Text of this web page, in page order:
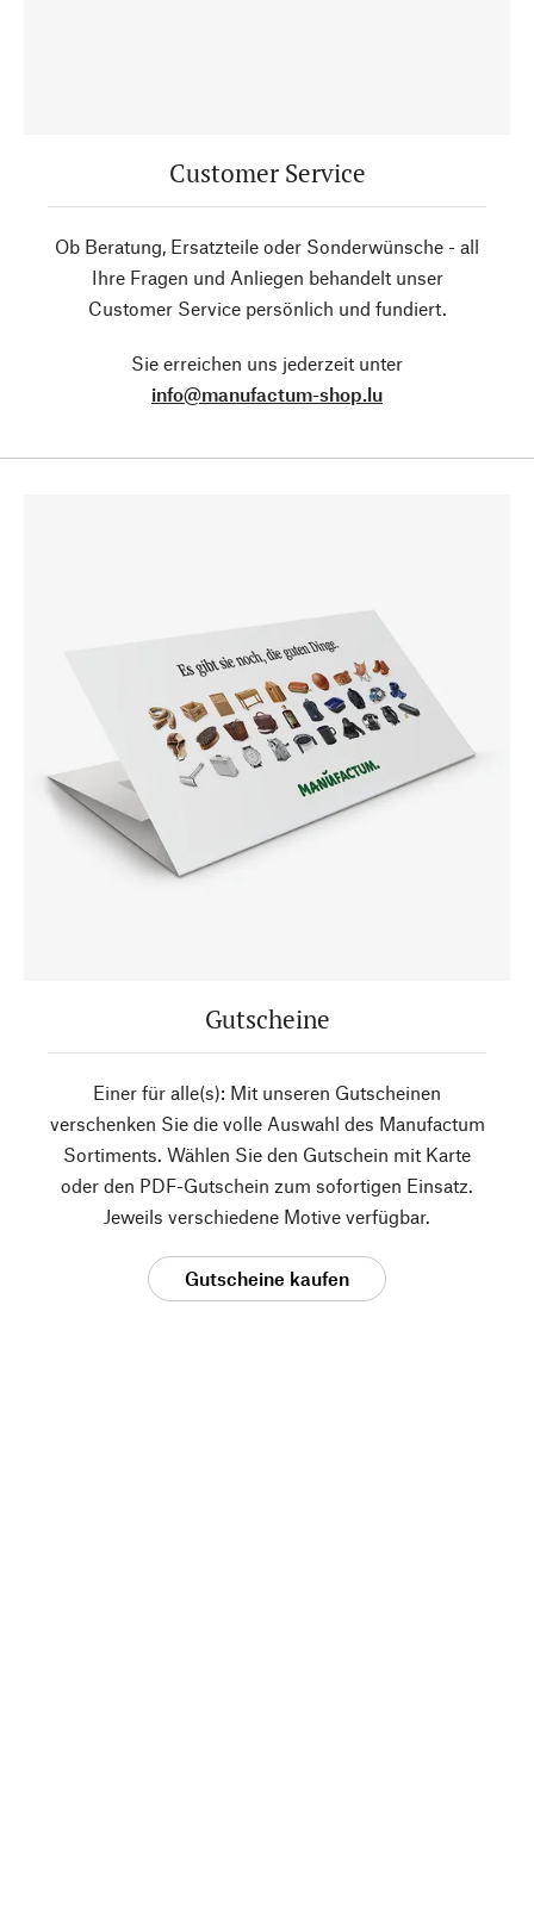
Customer Service
Ob Beratung, Ersatzteile oder Sonderwünsche - all
Ihre Fragen und Anliegen behandelt unser
Customer Service persönlich und fundiert.
Sie erreichen uns jederzeit unter
info@manufactum-shop.lu
Gutscheine
Einer für alle(s): Mit unseren Gutscheinen
verschenken Sie die volle Auswahl des Manufactum
Sortiments. Wählen Sie den Gutschein mit Karte
oder den PDF-Gutschein zum sofortigen Einsatz.
Jeweils verschiedene Motive verfügbar.
Gutscheine kaufen